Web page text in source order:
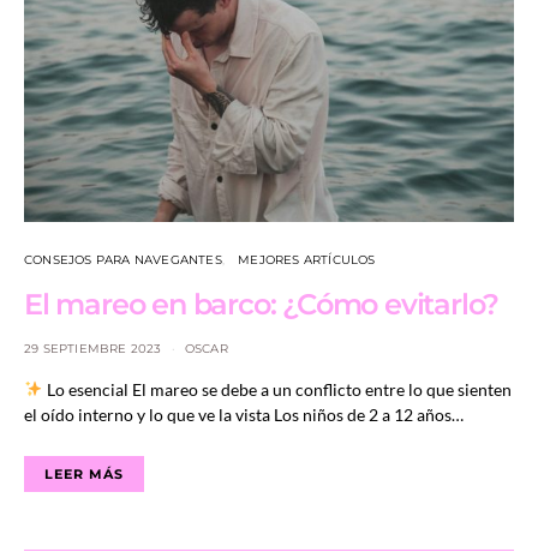
CONSEJOS PARA NAVEGANTES MEJORES ARTÍCULOS
El mareo en barco: ¿Cómo evitarlo?
29 SEPTIEMBRE 2023 OSCAR
Lo esencial El mareo se debe a un conflicto entre lo que sienten
el oído interno y lo que ve la vista Los niños de 2 a 12 años…
LEER MÁS